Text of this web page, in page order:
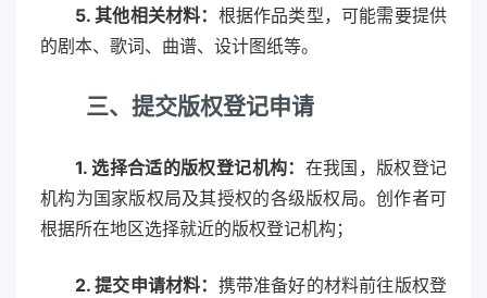
5. 其他相关材料： 根据作品类型，可能需要提供
的剧本、歌词、曲谱、设计图纸等。
三、提交版权登记申请
1. 选择合适的版权登记机构： 在我国，版权登记
机构为国家版权局及其授权的各级版权局。创作者可
根据所在地区选择就近的版权登记机构；
2. 提交申请材料： 携带准备好的材料前往版权登